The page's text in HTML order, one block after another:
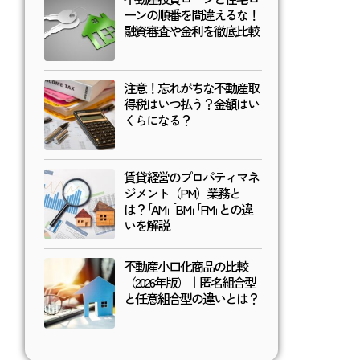
ーンの順番を間違えるな！
融資審査や金利を徹底比較
注意！忘れがちな不動産取
得税はいつ払う？金額はい
くらになる？
賃貸経営のプロパティマネ
ジメント（PM）業務と
は？｢AM｣｢BM｣｢FM｣との違
いを解説
不動産小口化商品の比較
（2026年版）｜匿名組合型
と任意組合型の違いとは？